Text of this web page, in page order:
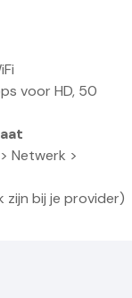
voor HD, 50
Netwerk >
bij je provider)